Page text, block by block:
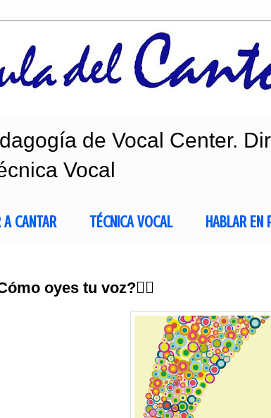
de Vocal Center.
Vocal
A CANTAR TÉCNICA VOCAL HABLAR EN
oyes tu voz?👂🏻